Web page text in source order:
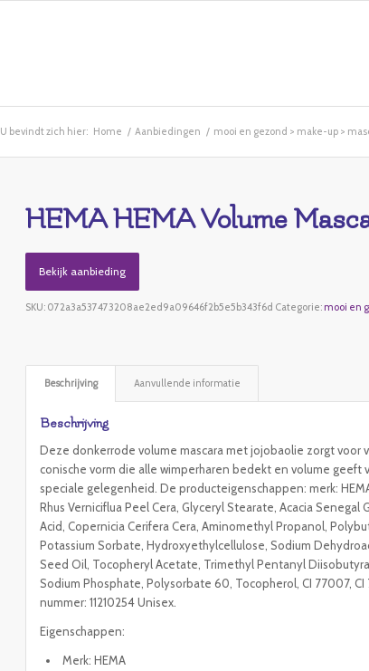
U bevindt zich hier: Home / Aanbiedingen / mooi en gezond > make-up >
HEMA HEMA Volume
Bekijk aanbieding
SKU: 072a3a537473208ae2ed9a09646f2b5e5b343f6d Categorie: mooi en
Beschrijving Aanvullende informatie
Beschrijving
Deze donkerrode volume mascara met jojobaolie zorgt
conische vorm die alle wimperharen bedekt en volume
speciale gelegenheid. De producteigenschappen: merk:
Rhus Verniciflua Peel Cera, Glyceryl Stearate, Acacia
Acid, Copernicia Cerifera Cera, Aminomethyl Propanol,
Potassium Sorbate, Hydroxyethylcellulose, Sodium
Seed Oil, Tocopheryl Acetate, Trimethyl Pentanyl
Sodium Phosphate, Polysorbate 60, Tocopherol, CI 77007,
nummer: 11210254 Unisex.
Eigenschappen:
Merk: HEMA